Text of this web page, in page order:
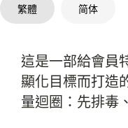
繁體 简体
這是一部給會員
顯化目標而打造
量迴圈：先排毒